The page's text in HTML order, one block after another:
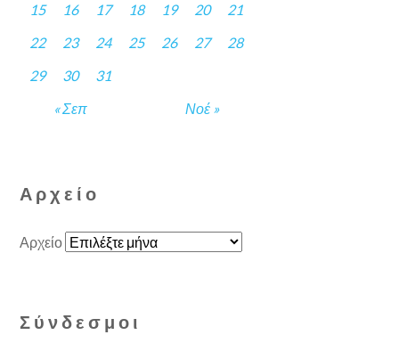
« Σεπ Νοέ »
15
16 17 18 19 20
21
22
23 24 25 26 27
28
29
30 31
Αρχείο
Αρχείο
Σύνδεσμοι